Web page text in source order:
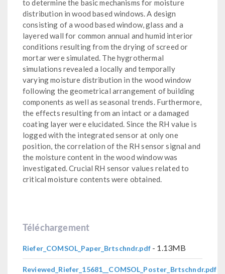
to determine the basic mechanisms for moisture
distribution in wood based windows. A design
consisting of a wood based window, glass and a
layered wall for common annual and humid interior
conditions resulting from the drying of screed or
mortar were simulated. The hygrothermal
simulations revealed a locally and temporally
varying moisture distribution in the wood window
following the geometrical arrangement of building
components as well as seasonal trends. Furthermore,
the effects resulting from an intact or a damaged
coating layer were elucidated. Since the RH value is
logged with the integrated sensor at only one
position, the correlation of the RH sensor signal and
the moisture content in the wood window was
investigated. Crucial RH sensor values related to
critical moisture contents were obtained.
Téléchargement
Riefer_COMSOL_Paper_Brtschndr.pdf- 1.13MB
Reviewed_Riefer_15681__COMSOL_Poster_Brtschndr.pdf